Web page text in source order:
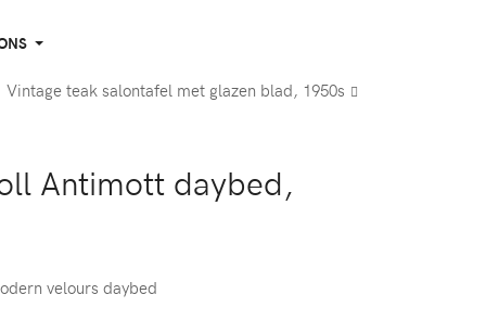
Vintage teak salontafel met glazen blad, 1950s
Antimott daybed,
velours daybed